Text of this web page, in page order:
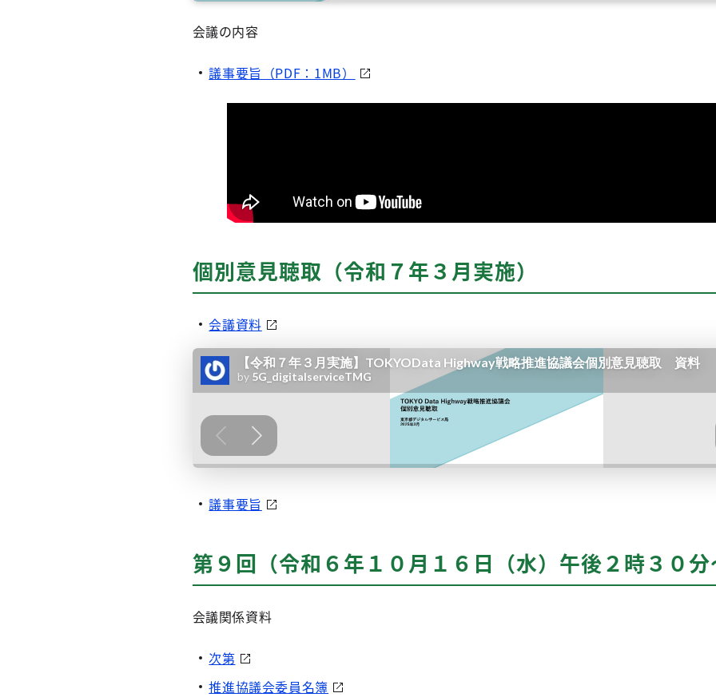
会議の内容
議事要旨（PDF：1MB）
個別意見聴取（令和７年３月実施）
会議資料
議事要旨
第９回（令和６年１０月１６日（水）午後２時３０
会議関係資料
次第
推進協議会委員名簿